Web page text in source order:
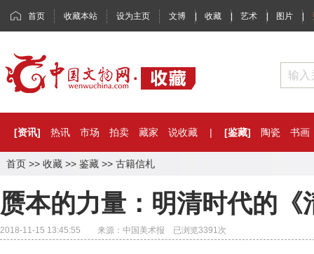
首页 收藏本站 设为主页 文博 | 收藏 | 艺术 | 图片 |
[资讯] 热讯 市场 拍卖 藏家 说收藏 | [鉴藏] 陶瓷 书画
首页 >> 收藏 >> 鉴藏 >> 古籍信札
赝本的力量：明清时代的《
2018-11-15 13:45:55 来源：中国美术报 已浏览3391次